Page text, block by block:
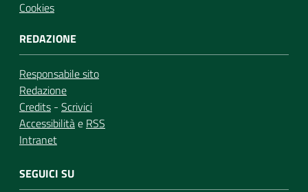
Cookies
REDAZIONE
Responsabile sito
Redazione
Credits - Scrivici
Accessibilitàe RSS
Intranet
SEGUICI SU